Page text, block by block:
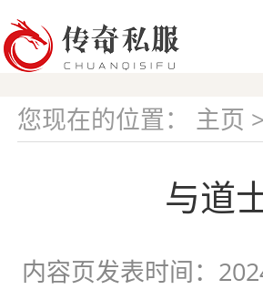
您现在的位置： 主页 >
与道
内容页发表时间：